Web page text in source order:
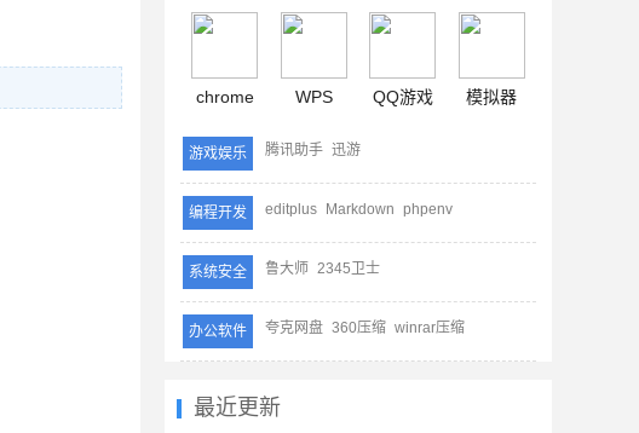
chrome WPS QQ游戏 模拟器
游戏娱乐 腾讯助手 迅游
编程开发 editplus Markdown phpenv
系统安全 鲁大师 2345卫士
办公软件 夸克网盘 360压缩 winrar压缩
最近更新